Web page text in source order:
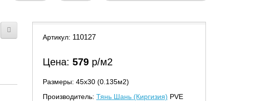
Артикул: 110127
Цена: 579 р/м2
Размеры: 45х30 (0.135м2)
Производитель: Тянь Шань (Киргизия) PVE